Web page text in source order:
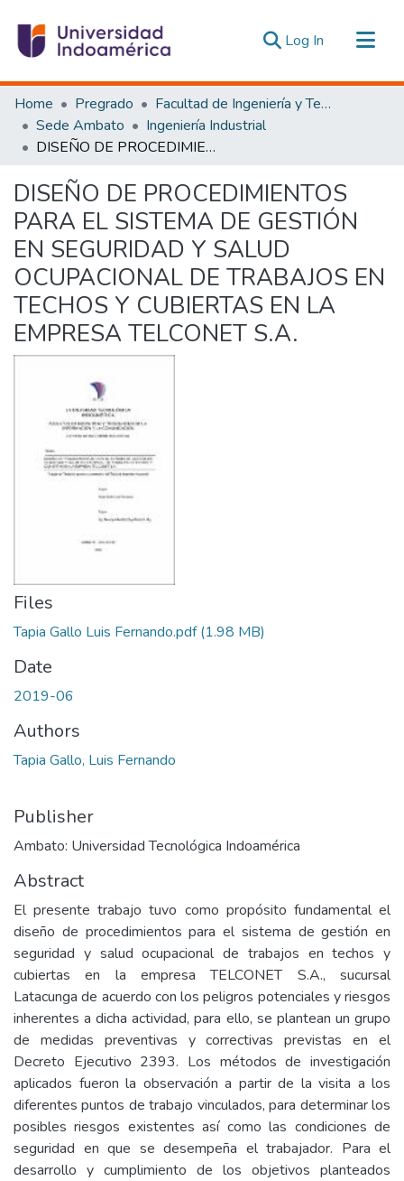
Log In (current)
Communities & Collections
All of DSpace
Statistics
Estadísticas Externas
Home Pregrado
Facultad de Ingeniería y Tecnologías de la Información y la Comunicación
Sede Ambato
Ingeniería Industrial
DISEÑO DE PROCEDIMIENTOS PARA EL SISTEMA DE GESTIÓN EN SEGURIDAD Y SALUD OCUPACIONAL DE TRABAJOS EN TECHOS Y CUBIERTAS EN LA EMPRESA TELCONET S.A.
DISEÑO DE PROCEDIMIENTOS
PARA EL SISTEMA DE GESTIÓN
EN SEGURIDAD Y SALUD
OCUPACIONAL DE TRABAJOS EN
TECHOS Y CUBIERTAS EN LA
EMPRESA TELCONET S.A.
Files
Tapia Gallo Luis Fernando.pdf(1.98 MB)
Date
2019-06
Authors
Tapia Gallo, Luis Fernando
Publisher
Ambato: Universidad Tecnológica Indoamérica
Abstract
El presente trabajo tuvo como propósito fundamental el
diseño de procedimientos para el sistema de gestión en
seguridad y salud ocupacional de trabajos en techos y
cubiertas en la empresa TELCONET S.A., sucursal
Latacunga de acuerdo con los peligros potenciales y riesgos
inherentes a dicha actividad, para ello, se plantean un grupo
de medidas preventivas y correctivas previstas en el
Decreto Ejecutivo 2393. Los métodos de investigación
aplicados fueron la observación a partir de la visita a los
diferentes puntos de trabajo vinculados, para determinar los
posibles riesgos existentes así como las condiciones de
seguridad en que se desempeña el trabajador. Para el
desarrollo y cumplimiento de los objetivos planteados